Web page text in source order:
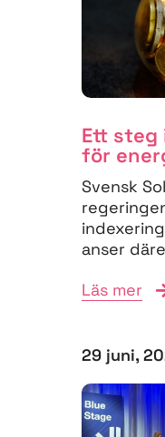
Ett
för
Svensk
anser
att...
Läs mer
29 juni,